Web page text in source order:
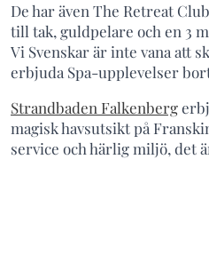
De har även The Retreat
till tak, guldpelare och en 3
Vi Svenskar är inte vana att
erbjuda Spa-upplevelser
Strandbaden Falkenberg
magisk havsutsikt på
service och härlig miljö, det